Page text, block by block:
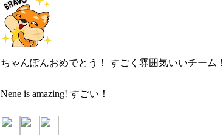
ちゃんぽんおめでとう！ すごく雰囲気いいチーム！
Nene is amazing! すごい！